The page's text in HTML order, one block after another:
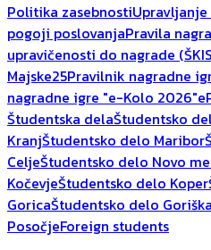
Politika zasebnosti
pogoji poslovanjaPravila
upravičenosti do nagrade
Majske25Pravilnik nagradne
nagradne igre "e-Kolo 2026"
Študentska delaŠtudentsko
KranjŠtudentsko delo Maribor
CeljeŠtudentsko delo Novo
KočevjeŠtudentsko delo Koper
GoricaŠtudentsko delo Goriška
PosočjeForeign students